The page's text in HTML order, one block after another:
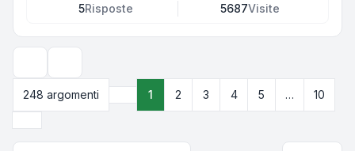
5Risposte 5687Visite
248 argomenti
Pagina di10
1 2 3 4 5 …
10